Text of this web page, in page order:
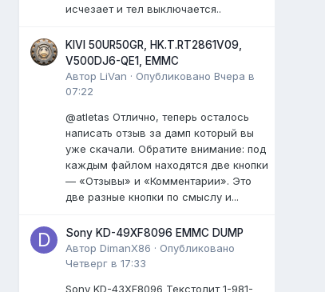
исчезает и тел выключается..
KIVI 50UR50GR, HK.T.RT2861V09,
V500DJ6-QE1, EMMC
АвторLiVan · ОпубликованоВчера в
07:22
@atletas Отлично, теперь осталось
написать отзыв за дамп который вы
уже скачали. Обратите внимание: под
каждым файлом находятся две кнопки
— «Отзывы» и «Комментарии». Это
две разные кнопки по смыслу и...
Sony KD-49XF8096 EMMC DUMP
АвторDimanX86 · Опубликовано
Четверг в 17:33
Sony KD-43XF8096 Текстолит 1-981-